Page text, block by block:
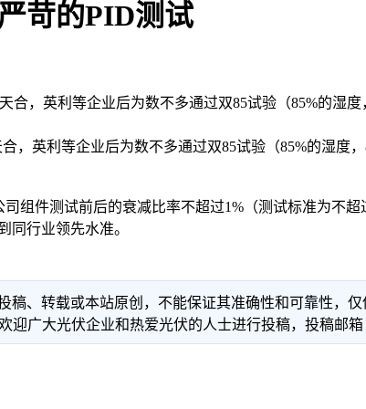
苛的PID测试
，英利等企业后为数不多通过双85试验（85%的湿
英利等企业后为数不多通过双85试验（85%的湿度
件测试前后的衰减比率不超过1%（测试标准为不
同行业领先水准。
稿、转载或本站原创，不能保证其准确性和可靠性，
广大光伏企业和热爱光伏的人士进行投稿，投稿邮箱